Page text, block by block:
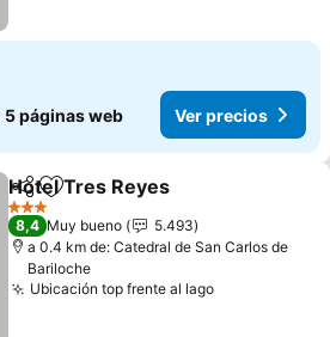
5 páginas web Ver precios
CompartirAñadir a favoritos
Hotel Tres Reyes
3 Estrellas
8,4 Muy bueno
5.493
a 0.4 km de: Catedral de San Carlos de
Bariloche
Ubicación top frente al lagoVer precios